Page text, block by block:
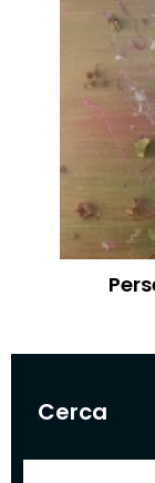
Cerca